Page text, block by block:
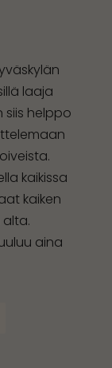
laaja
siis helppo
kaikissa
kaiken
aina